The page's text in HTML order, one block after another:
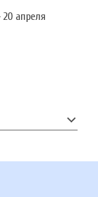
20 апреля